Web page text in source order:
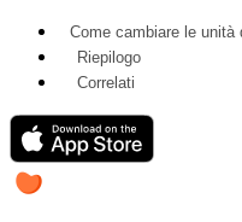
Come cambiare le unità
Riepilogo
Correlati